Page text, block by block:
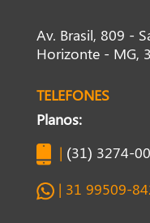
Av. Brasil, 809 -
Horizonte - MG,
TELEFONES
Planos:
| (31) 3274-
| 31 99509-